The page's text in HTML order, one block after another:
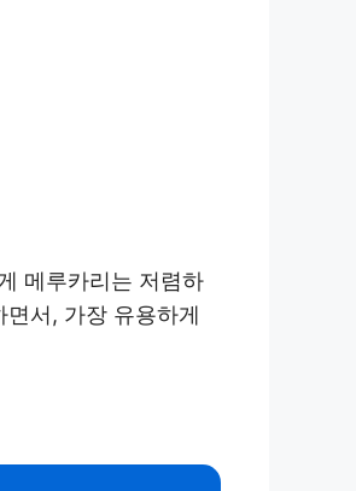
메루카리는 저렴하
서, 가장 유용하게